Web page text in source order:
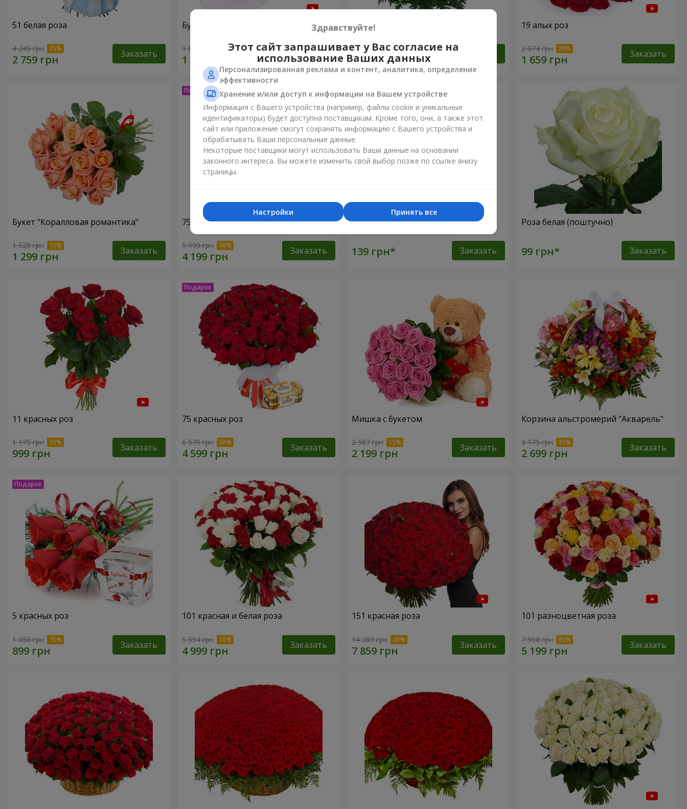
51 белая роза
4 245 грн Заказать
Букет из роз "Быть с тобой"
1 874 грн Заказать
1000 роз!
92 498 грн
19 алых роз
2 074 грн Заказать
Букет "Коралловая романтика"
1 528 грн Заказать
75 белых роз
5 999 грн Заказать
Роза красная (поштучно)
Заказать
Роза белая (поштучно)
Заказать
11 красных роз
1 175 грн Заказать
75 красных роз
6 570 грн Заказать
Мишка с букетом
2 587 грн Заказать
Корзина альстромерий "Акварель"
3 175 грн Заказать
5 красных роз
1 058 грн Заказать
101 красная и белая роза
5 554 грн Заказать
151 красная роза
14 289 грн Заказать
101 разноцветная роза
7 998 грн Заказать
Здравствуйте!
Этот сайт запрашивает у Вас согласие на
использование Ваших данных
Персонализированная реклама и контент, аналитика, определение
эффективности
Хранение и/или доступ к информации на Вашем устройстве
Информация с Вашего устройства (например, файлы cookie и уникальные
идентификаторы) будет доступна поставщикам. Кроме того, они, а также этот
сайт или приложение смогут сохранять информацию с Вашего устройства и
обрабатывать Ваши персональные данные.
Некоторые поставщики могут использовать Ваши данные на основании
законного интереса. Вы можете изменить свой выбор позже по ссылке внизу
страницы.
Принять все
Настройки